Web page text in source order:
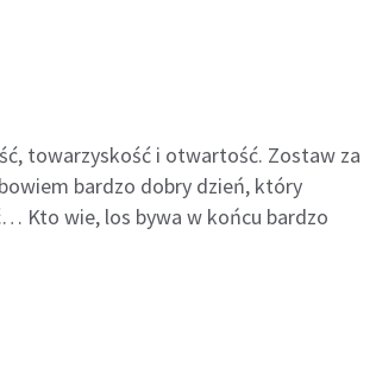
towarzyskość i otwartość. Zostaw za
bardzo dobry dzień, który
Kto wie, los bywa w końcu bardzo